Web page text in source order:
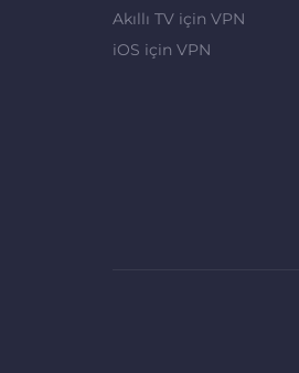
Akıllı TV için VPN
iOS için VPN